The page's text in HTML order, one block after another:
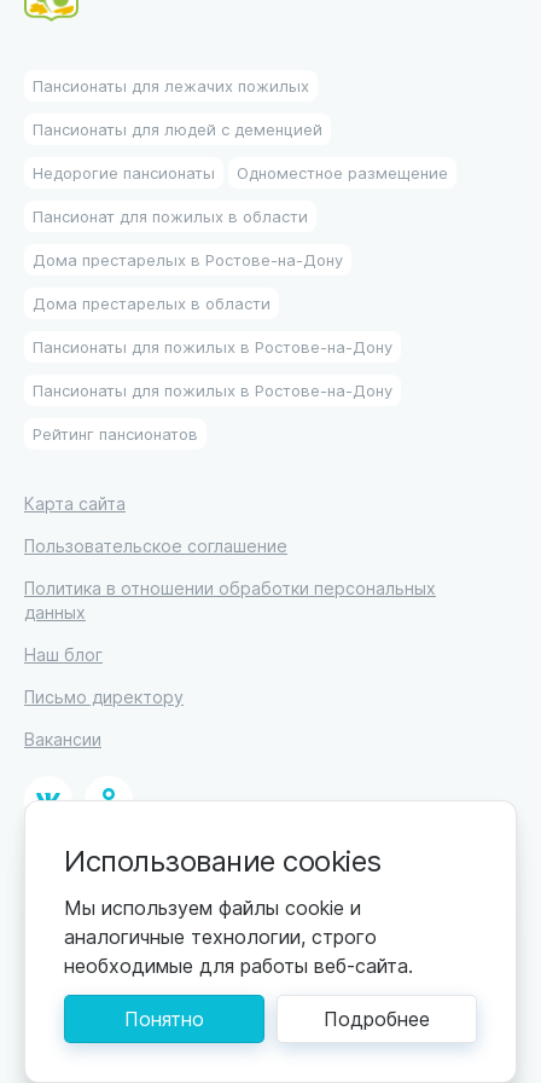
Пансионаты для лежачих пожилых
Пансионаты для людей с деменцией
Недорогие пансионаты Одноместное размещение
Пансионат для пожилых в области
Дома престарелых в Ростове-на-Дону
Дома престарелых в области
Пансионаты для пожилых в Ростове-на-Дону
Пансионаты для пожилых в Ростове-на-Дону
Рейтинг пансионатов
Карта сайта
Пользовательское соглашение
Политика в отношении обработки персональных
данных
Наш блог
Письмо директору
Вакансии
© 2026
ИП Высоцкий Дмитрий Петрович, ИНН 233610721148
Цены обновляются по мере поступления новой
информации. Точную стоимость уточняйте у
пансионата. Информация, предоставленная на сайте,
не может быть использована для постановки
диагноза, назначения лечения и не заменяет прием
Использование cookies
Мы используем файлы cookie и
аналогичные технологии, строго
необходимые для работы веб-сайта.
Понятно Подробнее